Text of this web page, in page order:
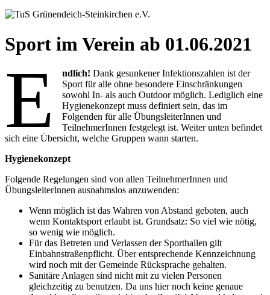
Sport im Verein ab 01.06.2021
E ndlich! Dank gesunkener Infektionszahlen ist der
Sport für alle ohne besondere Einschränkungen
sowohl In- als auch Outdoor möglich. Lediglich eine
Hygienekonzept muss definiert sein, das im
Folgenden für alle ÜbungsleiterInnen und
TeilnehmerInnen festgelegt ist. Weiter unten befindet
sich eine Übersicht, welche Gruppen wann starten.
Hygienekonzept
Folgende Regelungen sind von allen TeilnehmerInnen und
ÜbungsleiterInnen ausnahmslos anzuwenden:
Wenn möglich ist das Wahren von Abstand geboten, auch
wenn Kontaktsport erlaubt ist. Grundsatz: So viel wie nötig,
so wenig wie möglich.
Für das Betreten und Verlassen der Sporthallen gilt
Einbahnstraßenpflicht. Über entsprechende Kennzeichnung
wird noch mit der Gemeinde Rücksprache gehalten.
Sanitäre Anlagen sind nicht mit zu vielen Personen
gleichzeitig zu benutzen. Da uns hier noch keine genaue